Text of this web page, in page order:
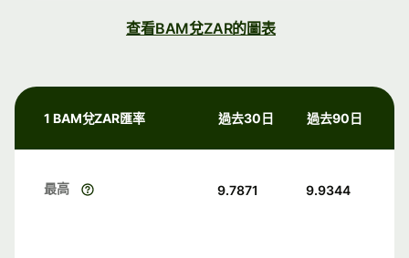
查看BAM兌ZAR的圖表
1 BAM兌ZAR匯率 過去30日 過去90日
最高 9.7871 9.9344